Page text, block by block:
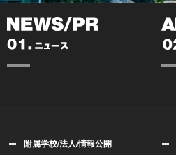
附属学校/法人/情報公開